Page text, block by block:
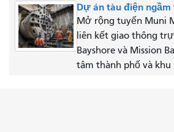
Dự án tàu điện
Mở rộng tuyến Muni
liên kết giao thông
Bayshore và Mission
tâm thành phố và khu